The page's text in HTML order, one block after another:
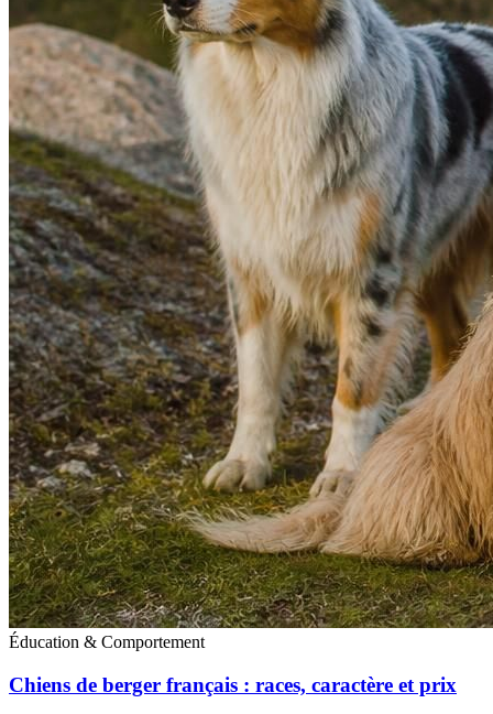
Éducation & Comportement
Chiens de berger français : races, caractère et prix